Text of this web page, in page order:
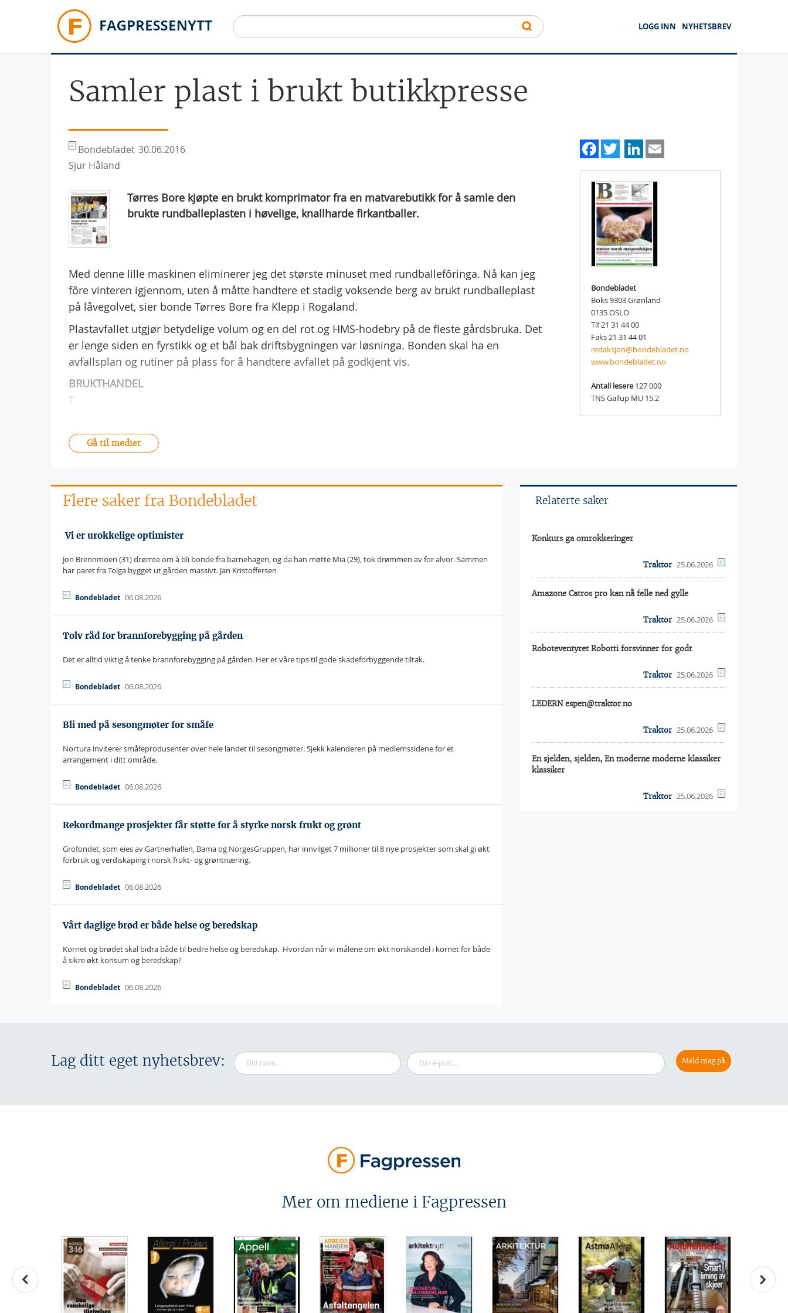
LOGG INN
NYHETSBREV
Samler plast i brukt butikkpresse
Bondebladet 30.06.2016
Sjur Håland
Tørres Bore kjøpte en brukt komprimator fra en matvarebutikk for å samle den
brukte rundballeplasten i høvelige, knallharde firkantballer.
Med denne lille maskinen eliminerer jeg det største minuset med rundballefôringa. Nå kan jeg
fôre vinteren igjennom, uten å måtte handtere et stadig voksende berg av brukt rundballeplast
på låvegolvet, sier bonde Tørres Bore fra Klepp i Rogaland.
Plastavfallet utgjør betydelige volum og en del rot og HMS-hodebry på de fleste gårdsbruka. Det
er lenge siden en fyrstikk og et bål bak driftsbygningen var løsninga. Bonden skal ha en
avfallsplan og rutiner på plass for å handtere avfallet på godkjent vis.
BRUKTHANDEL
T
Gå til mediet
Facebook
TwitterLinkedIn
Bondebladet
Boks 9303 Grønland
0135 OSLO
Tlf 21 31 44 00
Faks 21 31 44 01
redaksjon@bondebladet.no
www.bondebladet.no
Antall lesere127 000
TNS Gallup MU 15.2
Flere saker fra Bondebladet
 Vi er urokkelige optimister
Jon Brennmoen (31) drømte om å bli bonde fra barnehagen, og da han møtte Mia (29), tok drømmen av for alvor. Sammen
har paret fra Tolga bygget ut gården massivt. Jan Kristoffersen
Bondebladet 06.08.2026
Tolv råd for brannforebygging på gården
Det er alltid viktig å tenke brannforebygging på gården. Her er våre tips til gode skadeforbyggende tiltak.
Bondebladet 06.08.2026
Bli med på sesongmøter for småfe
Nortura inviterer småfeprodusenter over hele landet til sesongmøter. Sjekk kalenderen på medlemssidene for et
arrangement i ditt område.
Bondebladet 06.08.2026
Rekordmange prosjekter får støtte for å styrke norsk frukt og grønt
Grofondet, som eies av Gartnerhallen, Bama og NorgesGruppen, har innvilget 7 millioner til 8 nye prosjekter som skal gi økt
forbruk og verdiskaping i norsk frukt- og grøntnæring.
Bondebladet 06.08.2026
Vårt daglige brød er både helse og beredskap
Kornet og brødet skal bidra både til bedre helse og beredskap.  Hvordan når vi målene om økt norskandel i kornet for både
å sikre økt konsum og beredskap?
Bondebladet 06.08.2026
Relaterte saker
Konkurs ga omrokkeringer
Traktor 25.06.2026
Amazone Catros pro kan nå felle ned gylle
Traktor 25.06.2026
Roboteventyret Robotti forsvinner for godt
Traktor 25.06.2026
LEDERN espen@traktor.no
Traktor 25.06.2026
En sjelden, sjelden, En moderne moderne klassiker
klassiker
Traktor 25.06.2026
Lag ditt eget nyhetsbrev:
Mer om mediene i Fagpressen